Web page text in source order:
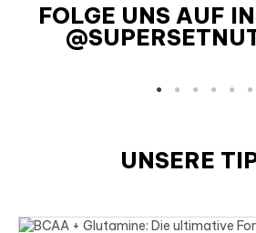
FOLGE UNS AUF
UNSERE